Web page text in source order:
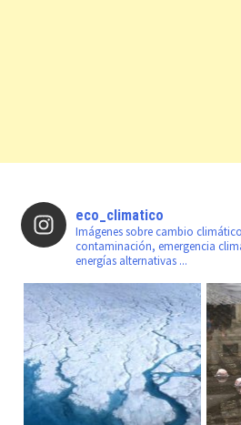
eco_climatico
Imágenes sobre cambio
contaminación, emergencia
energías alternativas ...